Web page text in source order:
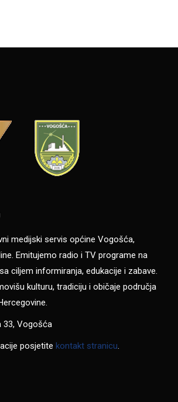
medijski servis općine Vogošća,
Emitujemo radio i TV programe na
ciljem informiranja, edukacije i zabave.
kulturu, tradiciju i običaje područja
33, Vogošća
posjetite kontakt stranicu.